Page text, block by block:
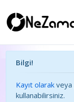
Bilgi!
Kayıt olarak veya
kullanabilirsiniz.